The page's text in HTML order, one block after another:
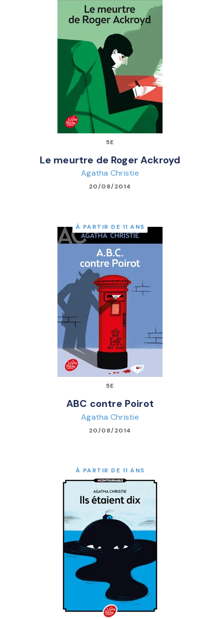
5E
Le meurtre de Roger Ackroyd
Agatha Christie
20/08/2014
À PARTIR DE 11 ANS
5E
ABC contre Poirot
Agatha Christie
20/08/2014
À PARTIR DE 11 ANS